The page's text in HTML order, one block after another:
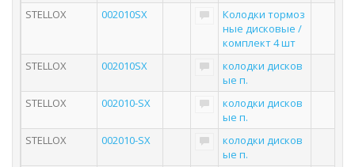
STELLOX
002010SX
Колодки тормоз
ные дисковые /
комплект 4 шт
STELLOX
002010SX
колодки дисков
ые п.
STELLOX
002010-SX
колодки дисков
ые п.
STELLOX
002010-SX
колодки дисков
ые п.